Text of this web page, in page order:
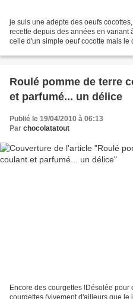
je suis une adepte des oeufs
recette depuis des années en variant
celle d'un simple oeuf cocotte mais le
Roulé pomme de terre
et parfumé... un délice
Publié le 19/04/2010 à 06:13
Par chocolatatout
Encore des courgettes !Désolée
courgettes (vivement d'ailleurs que